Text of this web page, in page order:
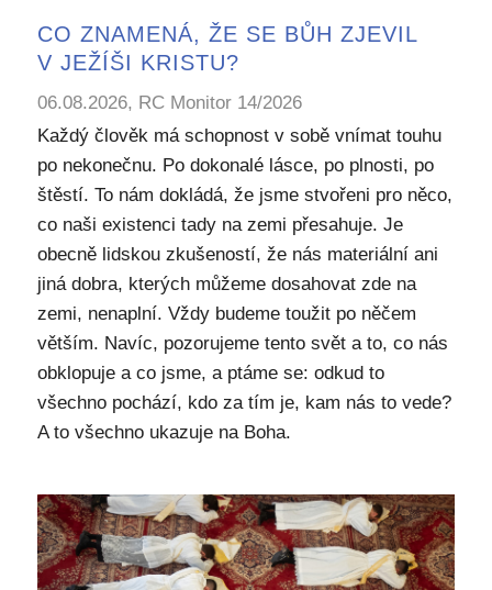
CO ZNAMENÁ, ŽE SE BŮH ZJEVIL
V JEŽÍŠI KRISTU?
06.08.2026, RC Monitor 14/2026
Každý člověk má schopnost v sobě vnímat touhu
po nekonečnu. Po dokonalé lásce, po plnosti, po
štěstí. To nám dokládá, že jsme stvořeni pro něco,
co naši existenci tady na zemi přesahuje. Je
obecně lidskou zkušeností, že nás materiální ani
jiná dobra, kterých můžeme dosahovat zde na
zemi, nenaplní. Vždy budeme toužit po něčem
větším. Navíc, pozorujeme tento svět a to, co nás
obklopuje a co jsme, a ptáme se: odkud to
všechno pochází, kdo za tím je, kam nás to vede?
A to všechno ukazuje na Boha.